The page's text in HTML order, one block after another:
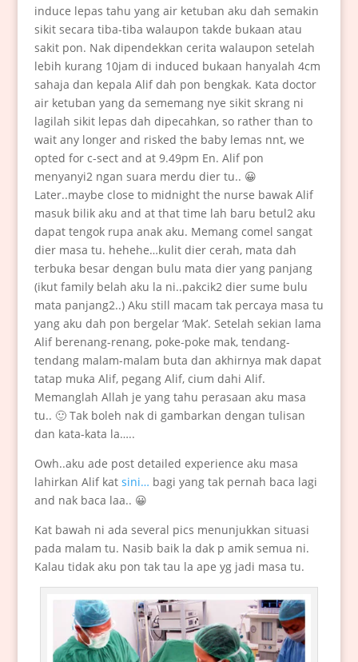
induce lepas tahu yang air ketuban aku dah semakin
sikit secara tiba-tiba walaupon takde bukaan atau
sakit pon. Nak dipendekkan cerita walaupon setelah
lebih kurang 10jam di induced bukaan hanyalah 4cm
sahaja dan kepala Alif dah pon bengkak. Kata doctor
air ketuban yang da sememang nye sikit skrang ni
lagilah sikit lepas dah dipecahkan, so rather than to
wait any longer and risked the baby lemas nnt, we
opted for c-sect and at 9.49pm En. Alif pon
menyanyi2 ngan suara merdu dier tu.. 😀
Later..maybe close to midnight the nurse bawak Alif
masuk bilik aku and at that time lah baru betul2 aku
dapat tengok rupa anak aku. Memang comel sangat
dier masa tu. hehehe…kulit dier cerah, mata dah
terbuka besar dengan bulu mata dier yang panjang
(ikut family belah aku la ni..pakcik2 dier sume bulu
mata panjang2..) Aku still macam tak percaya masa tu
yang aku dah pon bergelar ‘Mak’. Setelah sekian lama
Alif berenang-renang, poke-poke mak, tendang-
tendang malam-malam buta dan akhirnya mak dapat
tatap muka Alif, pegang Alif, cium dahi Alif.
Memanglah Allah je yang tahu perasaan aku masa
tu.. 🙂 Tak boleh nak di gambarkan dengan tulisan
dan kata-kata la…..
Owh..aku ade post detailed experience aku masa
lahirkan Alif kat sini… bagi yang tak pernah baca lagi
and nak baca laa.. 😀
Kat bawah ni ada several pics menunjukkan situasi
pada malam tu. Nasib baik la dak p amik semua ni.
Kalau tidak aku pon tak tau la ape yg jadi masa tu.